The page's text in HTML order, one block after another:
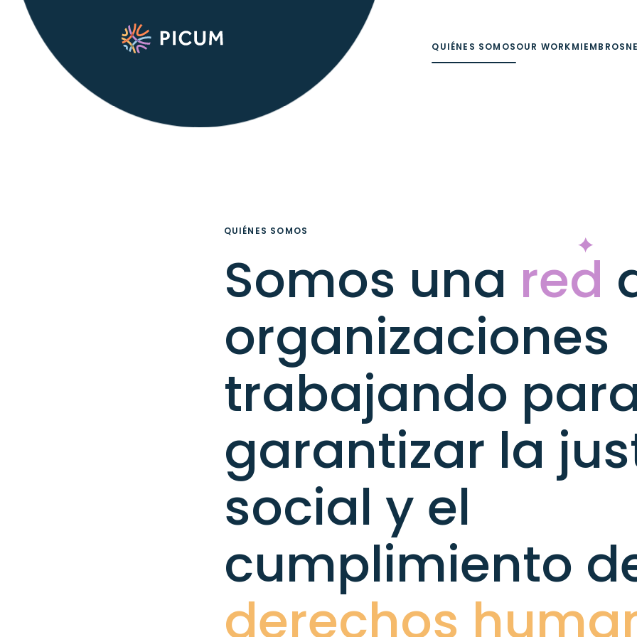
QUIÉNES SOMOSOUR WORKMIEMBROS
QUIÉNES SOMOS
Somos una red
organizaciones
trabajando
garantizar la
social y el
cumplimiento
derechos